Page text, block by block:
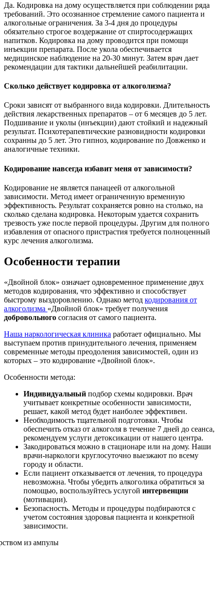
Да. Кодировка на дому осуществляется при соблюдении ряда
требований. Это осознанное стремление самого пациента и
алкогольные ограничения. За 3-4 дня до процедуры
обязательно строгое воздержание от спиртосодержащих
напитков. Кодировка на дому проводится при помощи
инъекции препарата. После укола обеспечивается
медицинское наблюдение на 20-30 минут. Затем врач дает
рекомендации для тактики дальнейшей реабилитации.
Сколько действует кодировка от алкоголизма?
Сроки зависят от выбранного вида кодировки. Длительность
действия лекарственных препаратов – от 6 месяцев до 5 лет.
Подшивание и уколы (инъекции) дают стойкий и надежный
результат. Психотерапевтические разновидности кодировки
сохранны до 5 лет. Это гипноз, кодирование по Довженко и
аналогичные техники.
Кодирование навсегда избавит меня от зависимости?
Кодирование не является панацеей от алкогольной
зависимости. Метод имеет ограниченную временную
эффективность. Результат сохраняется ровно на столько, на
сколько сделана кодировка. Некоторым удается сохранить
трезвость уже после первой процедуры. Другим для полного
избавления от опасного пристрастия требуется полноценный
курс лечения алкоголизма.
Особенности терапии
«Двойной блок» означает одновременное применение двух
методов кодирования, что эффективно и способствует
быстрому выздоровлению. Однако метод кодирования от
алкоголизма «Двойной блок» требует получения
добровольного согласия от самого пациента.
Наша наркологическая клиника работает официально. Мы
выступаем против принудительного лечения, применяем
современные методы преодоления зависимостей, один из
которых – это кодирование «Двойной блок».
Особенности метода:
Индивидуальный подбор схемы кодировки. Врач
учитывает конкретные особенности зависимости,
решает, какой метод будет наиболее эффективен.
Необходимость тщательной подготовки. Чтобы
обеспечить отказ от алкоголя в течение 7 дней до сеанса,
рекомендуем услуги детоксикации от нашего центра.
Закодироваться можно в стационаре или на дому. Наши
врачи-наркологи круглосуточно выезжают по всему
городу и области.
Если пациент отказывается от лечения, то процедура
невозможна. Чтобы убедить алкоголика обратиться за
помощью, воспользуйтесь услугой интервенции
(мотивации).
Безопасность. Методы и процедуры подбираются с
учетом состояния здоровья пациента и конкретной
зависимости.